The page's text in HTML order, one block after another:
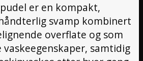
er en kompakt,
svamp kombinert
overflate og som
vaskeegenskaper, samtidig